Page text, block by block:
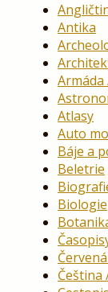
Antika
Armáda
Atlasy
Auto
Báje a
Beletrie
Biologie